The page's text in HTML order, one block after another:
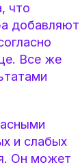
что
добавляют
Все же
и слабых
Он может